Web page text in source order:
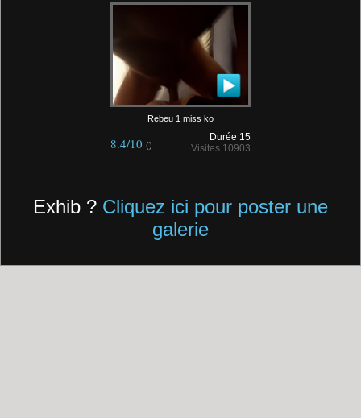
Rebeu 1 miss ko
Durée 15
Visites 10903
8.4/10 ()
Exhib ? Cliquez ici pour poster une
galerie